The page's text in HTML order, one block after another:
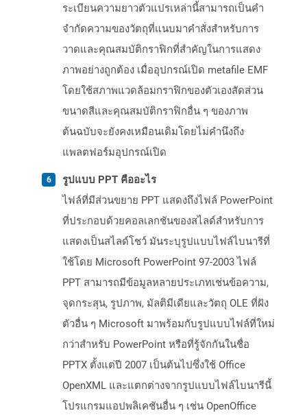
ระเบียนความยาวตัวแปรเหล่านี้สามารถเป็นคำ
จำกัดความของวัตถุที่แนบมาคำสั่งสำหรับการ
วาดและคุณสมบัติกราฟิกที่สำคัญในการแสดง
ภาพอย่างถูกต้อง เมื่ออุปกรณ์เปิด metafile EMF
โดยใช้สภาพแวดล้อมกราฟิกของตัวเองสัดส่วน
ขนาดสีและคุณสมบัติกราฟิกอื่น ๆ ของภาพ
ต้นฉบับจะยังคงเหมือนเดิมโดยไม่คำนึงถึง
แพลตฟอร์มอุปกรณ์เปิด
รูปแบบ PPT คืออะไร
ไฟล์ที่มีส่วนขยาย PPT แสดงถึงไฟล์ PowerPoint
ที่ประกอบด้วยคอลเลกชันของสไลด์สำหรับการ
แสดงเป็นสไลด์โชว์ มันระบุรูปแบบไฟล์ไบนารีที่
ใช้โดย Microsoft PowerPoint 97-2003 ไฟล์
PPT สามารถมีข้อมูลหลายประเภทเช่นข้อความ,
จุดกระสุน, รูปภาพ, มัลติมีเดียและวัตถุ OLE ที่ฝัง
ตัวอื่น ๆ Microsoft มาพร้อมกับรูปแบบไฟล์ที่ใหม่
กว่าสำหรับ PowerPoint หรือที่รู้จักกันในชื่อ
PPTX ตั้งแต่ปี 2007 เป็นต้นไปซึ่งใช้ Office
OpenXML และแตกต่างจากรูปแบบไฟล์ไบนารีนี้
โปรแกรมแอปพลิเคชันอื่น ๆ เช่น OpenOffice